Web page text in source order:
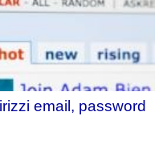
email, password